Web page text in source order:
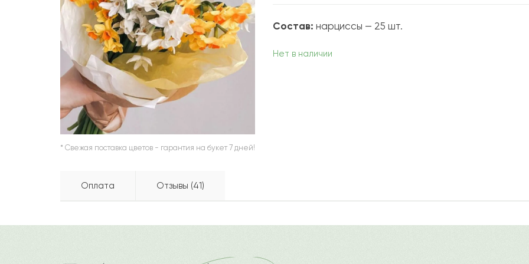
* Свежая поставка цветов - гарантия на букет 7 дней!
Состав: нарциссы — 25 шт.
Нет в наличии
Оплата Отзывы (41)